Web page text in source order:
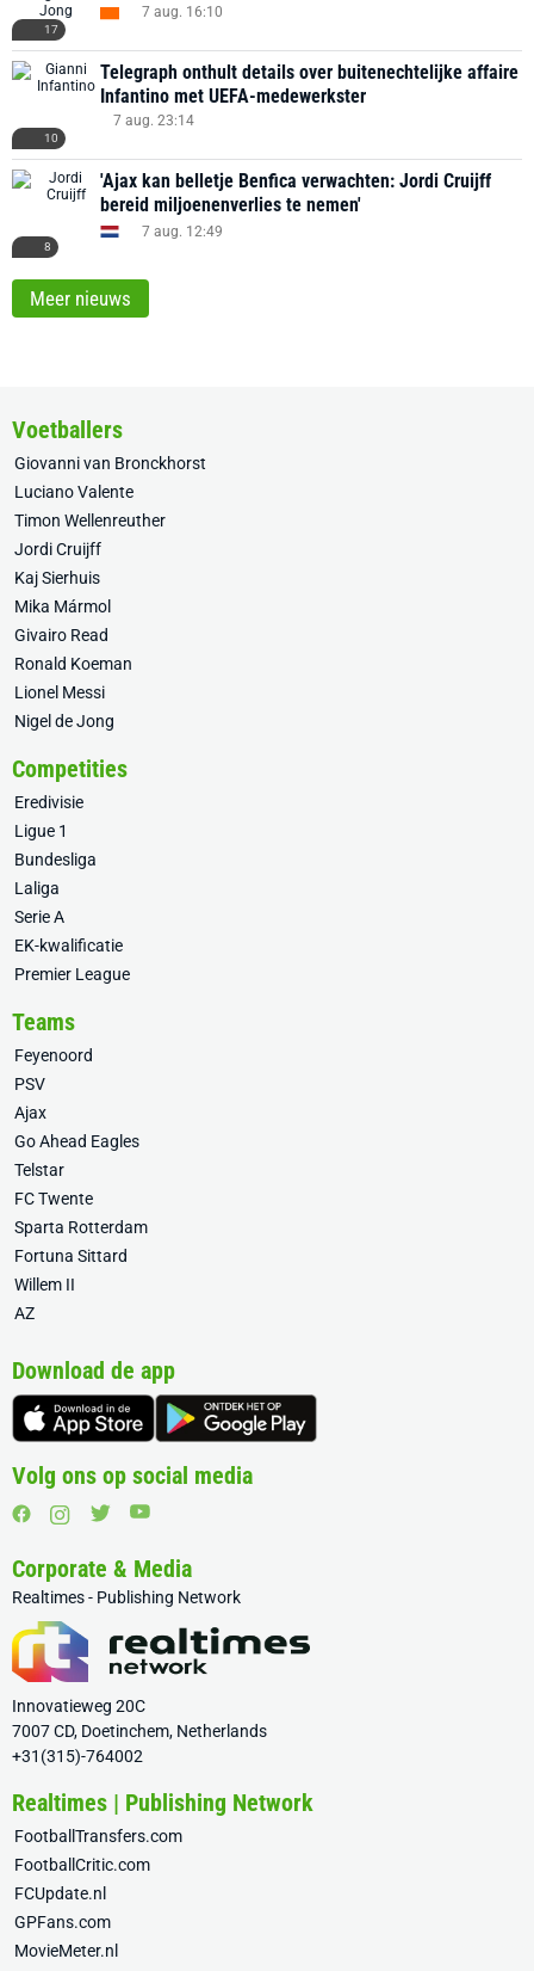
17
7 aug. 16:10
10
Telegraph onthult details over buitenechtelijke affaire
Infantino met UEFA-medewerkster
7 aug. 23:14
8
'Ajax kan belletje Benfica verwachten: Jordi Cruijff
bereid miljoenenverlies te nemen'
7 aug. 12:49
Meer nieuws
Voetballers
Giovanni van Bronckhorst
Luciano Valente
Timon Wellenreuther
Jordi Cruijff
Kaj Sierhuis
Mika Mármol
Givairo Read
Ronald Koeman
Lionel Messi
Nigel de Jong
Competities
Eredivisie
Ligue 1
Bundesliga
Laliga
Serie A
EK-kwalificatie
Premier League
Teams
Feyenoord
PSV
Ajax
Go Ahead Eagles
Telstar
FC Twente
Sparta Rotterdam
Fortuna Sittard
Willem II
AZ
Download de app
Volg ons op social media
Corporate & Media
Realtimes - Publishing Network
Innovatieweg 20C
7007 CD, Doetinchem, Netherlands
+31(315)-764002
Realtimes | Publishing Network
FootballTransfers.com
FootballCritic.com
FCUpdate.nl
GPFans.com
MovieMeter.nl